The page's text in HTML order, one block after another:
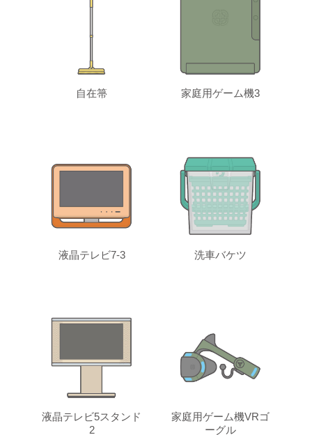
自在箒 家庭用ゲーム機3
液晶テレビ7-3 洗車バケツ
液晶テレビ5スタンド
2
家庭用ゲーム機VRゴ
ーグル